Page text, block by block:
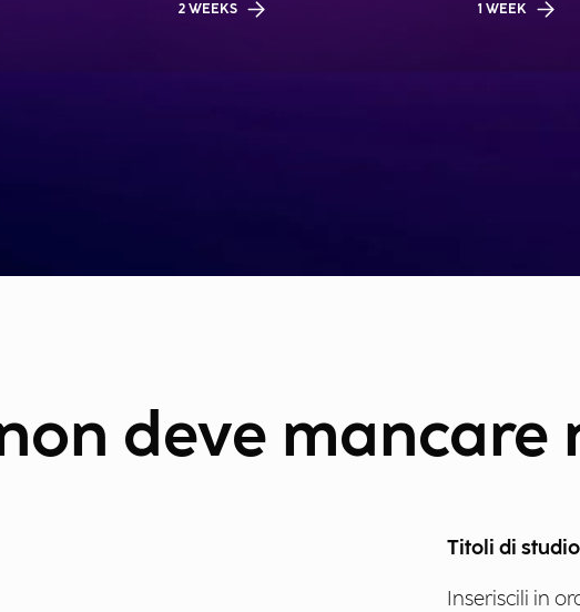
2 WEEKS 1 WEEK
deve mancare
Titoli di studio
Inseriscili in